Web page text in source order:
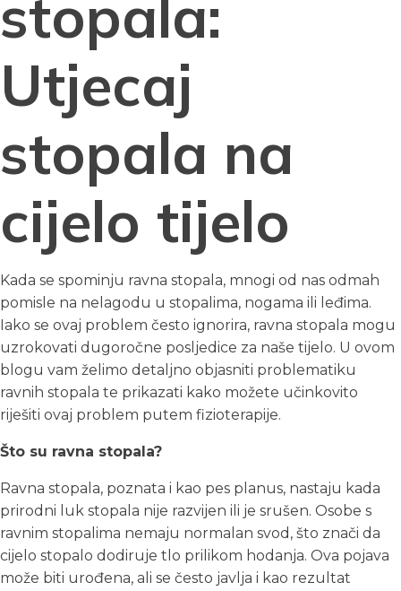
stopala:
Utjecaj
stopala na
cijelo tijelo
Kada se spominju ravna stopala, mnogi od nas odmah
pomisle na nelagodu u stopalima, nogama ili leđima.
Iako se ovaj problem često ignorira, ravna stopala mogu
uzrokovati dugoročne posljedice za naše tijelo. U ovom
blogu vam želimo detaljno objasniti problematiku
ravnih stopala te prikazati kako možete učinkovito
riješiti ovaj problem putem fizioterapije.
Što su ravna stopala?
Ravna stopala, poznata i kao pes planus, nastaju kada
prirodni luk stopala nije razvijen ili je srušen. Osobe s
ravnim stopalima nemaju normalan svod, što znači da
cijelo stopalo dodiruje tlo prilikom hodanja. Ova pojava
može biti urođena, ali se često javlja i kao rezultat